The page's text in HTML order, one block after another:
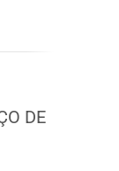
DE